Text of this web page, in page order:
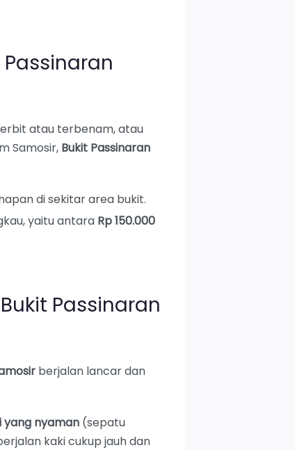
atau terbenam, atau
Samosir, Bukit Passinaran
di sekitar area bukit.
yaitu antara Rp 150.000
Passinaran
berjalan lancar dan
yang nyaman (sepatu
kaki cukup jauh dan